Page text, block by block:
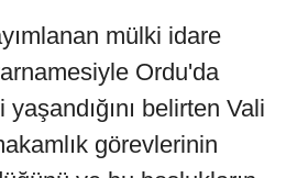
mülki idare
Ordu'da
belirten Vali
görevlerinin